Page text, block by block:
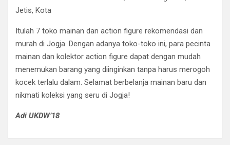
Jetis, Kota
Itulah 7 toko mainan dan action figure rekomendasi dan
murah di Jogja. Dengan adanya toko-toko ini, para pecinta
mainan dan kolektor action figure dapat dengan mudah
menemukan barang yang diinginkan tanpa harus merogoh
kocek terlalu dalam. Selamat berbelanja mainan baru dan
nikmati koleksi yang seru di Jogja!
Adi UKDW’18